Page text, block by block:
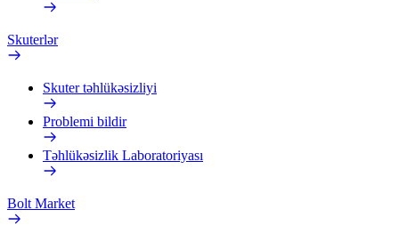
Skuterlər
Skuter təhlükəsizliyi
Problemi bildir
Təhlükəsizlik Laboratoriyası
Bolt Market